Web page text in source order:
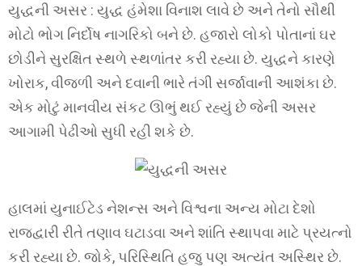
યુદ્ધની અસર : યુદ્ધ હંમેશા વિનાશ લાવે છે અને તેનો સૌથી
મોટો ભોગ નિર્દોષ નાગરિકો બને છે. હજારો લોકો પોતાનાં ઘર
છોડીને સુરક્ષિત સ્થળે સ્થળાંતર કરી રહ્યા છે. યુદ્ધને કારણે
ખોરાક, વીજળી અને દવાની ભારે તંગી સર્જાવાની આશંકા છે.
એક મોટું માનવીય સંકટ ઊભું થઈ રહ્યું છે જેની અસર
આગામી પેઢીઓ સુધી રહી શકે છે.
હાલમાં યુનાઈટેડ નેશન્સ અને વિશ્વના અન્ય મોટા દેશો
રાજદ્વારી રીતે તણાવ ઘટાડવા અને શાંતિ સ્થાપવા માટે પ્રયત્નો
કરી રહ્યા છે. જોકે, પરિસ્થિતિ હજુ પણ અત્યંત અસ્થિર છે.